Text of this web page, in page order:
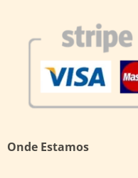
Onde Estamos